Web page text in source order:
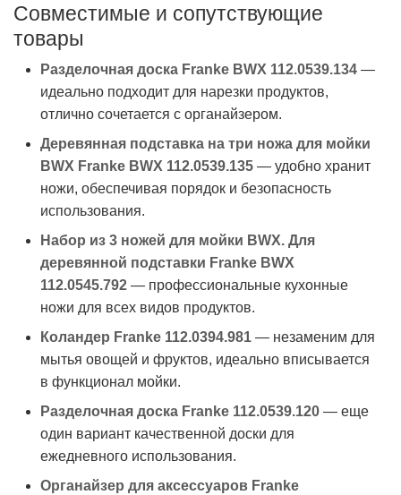
Совместимые и сопутствующие
товары
Разделочная доска Franke BWX 112.0539.134 —
идеально подходит для нарезки продуктов,
отлично сочетается с органайзером.
Деревянная подставка на три ножа для мойки
BWX Franke BWX 112.0539.135 — удобно хранит
ножи, обеспечивая порядок и безопасность
использования.
Набор из 3 ножей для мойки BWX. Для
деревянной подставки Franke BWX
112.0545.792 — профессиональные кухонные
ножи для всех видов продуктов.
Коландер Franke 112.0394.981 — незаменим для
мытья овощей и фруктов, идеально вписывается
в функционал мойки.
Разделочная доска Franke 112.0539.120 — еще
один вариант качественной доски для
ежедневного использования.
Органайзер для аксессуаров Franke